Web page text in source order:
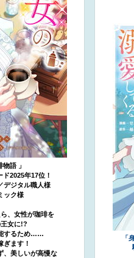
物語 」
2025年17位！
デジタル職人様
ック様
、女性が珈琲を
王女に!?
するため……
ぎます！
、美しいが高慢な
「